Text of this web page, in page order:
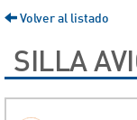
Volver al listado
SILLA